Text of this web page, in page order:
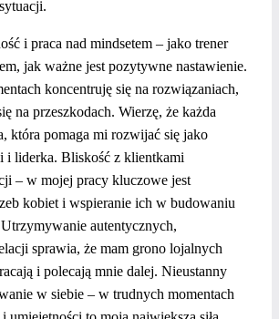
i praca nad mindsetem – jako trener
jak ważne jest pozytywne nastawienie.
koncentruję się na rozwiązaniach,
na przeszkodach. Wierzę, że każda
która pomaga mi rozwijać się jako
i liderka. Bliskość z klientkami
– w mojej pracy kluczowe jest
kobiet i wspieranie ich w budowaniu
autentycznych,
sprawia, że mam grono lojalnych
i polecają mnie dalej. Nieustanny
w siebie – w trudnych momentach